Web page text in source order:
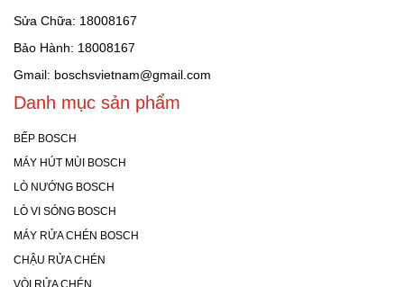
Sửa Chữa: 18008167
Bảo Hành: 18008167
Gmail: boschsvietnam@gmail.com
Danh mục sản phẩm
BẾP BOSCH
MÁY HÚT MÙI BOSCH
LÒ NƯỚNG BOSCH
LÒ VI SÓNG BOSCH
MÁY RỬA CHÉN BOSCH
CHẬU RỬA CHÉN
VÒI RỬA CHÉN